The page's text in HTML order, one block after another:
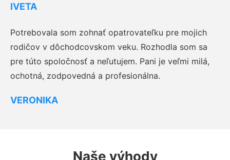
IVETA
Potrebovala som zohnať opatrovateľku pre mojich
rodičov v dôchodcovskom veku. Rozhodla som sa
pre túto spoločnosť a neľutujem. Pani je veľmi milá,
ochotná, zodpovedná a profesionálna.
VERONIKA
Naše výhody